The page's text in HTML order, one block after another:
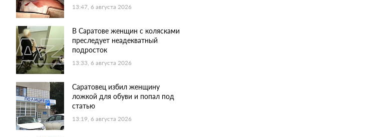
13:47, 6 августа 2026
В Саратове женщин с колясками
преследует неадекватный
подросток
13:33, 6 августа 2026
Саратовец избил женщину
ложкой для обуви и попал под
статью
13:19, 6 августа 2026